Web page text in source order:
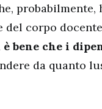
probabilmente,
del corpo
è bene che i
da quanto